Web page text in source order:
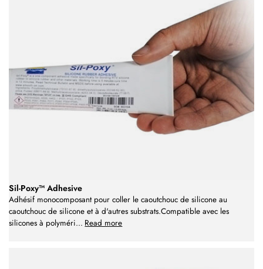
Sil-Poxy™ Adhesive
Adhésif monocomposant pour coller le caoutchouc de silicone au
caoutchouc de silicone et à d'autres substrats.Compatible avec les
silicones à polyméri... Read more